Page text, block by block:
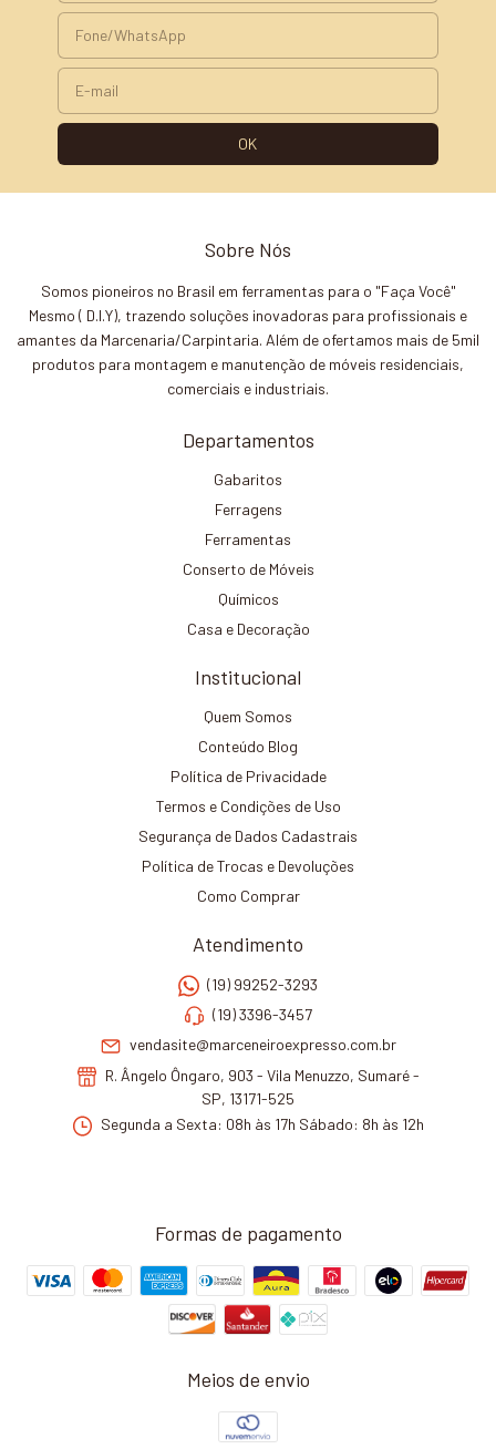
Sobre Nós
Somos pioneiros no Brasil em ferramentas para o "Faça Você"
Mesmo ( D.I.Y), trazendo soluções inovadoras para profissionais e
amantes da Marcenaria/Carpintaria. Além de ofertamos mais de 5mil
produtos para montagem e manutenção de móveis residenciais,
comerciais e industriais.
Departamentos
Gabaritos
Ferragens
Ferramentas
Conserto de Móveis
Químicos
Casa e Decoração
Institucional
Quem Somos
Conteúdo Blog
Política de Privacidade
Termos e Condições de Uso
Segurança de Dados Cadastrais
Política de Trocas e Devoluções
Como Comprar
Atendimento
(19) 99252-3293
(19) 3396-3457
vendasite@marceneiroexpresso.com.br
R. Ângelo Ôngaro, 903 - Vila Menuzzo, Sumaré -
SP, 13171-525
Segunda a Sexta: 08h às 17h Sábado: 8h às 12h
Formas de pagamento
Meios de envio